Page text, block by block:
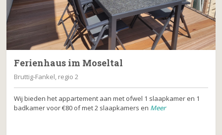
Ferienhaus im Moseltal
Bruttig-Fankel, regio 2
Wij bieden het appartement aan met ofwel 1 slaapkamer en 1
badkamer voor €80 of met 2 slaapkamers en Meer